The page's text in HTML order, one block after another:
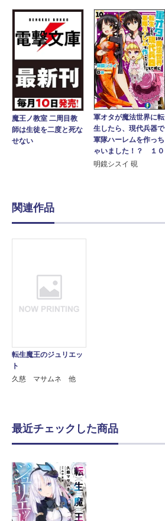
魔王ノ教室 二周目教
師は生徒を二度と死な
せない
軍オタが魔法世界に転
生したら、現代兵器で
軍隊ハーレムを作っち
ゃいました！？ １０
明鏡シスイ 硯
関連作品
転生魔王のジュリエッ
ト
久慈 マサムネ 他
最近チェックした商品